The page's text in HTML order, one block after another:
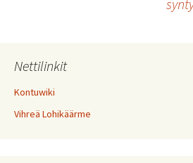
Nettilinkit
Kontuwiki
Vihreä Lohikäärme